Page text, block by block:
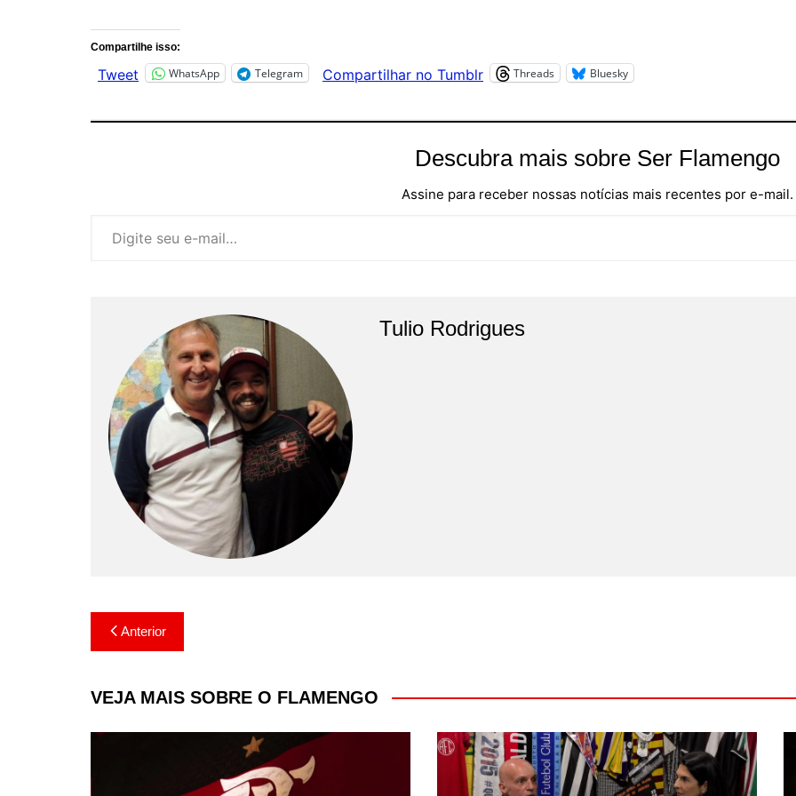
Compartilhe isso:
Tweet WhatsApp Telegram Compartilhar no Tumblr Threads Bluesky
Descubra mais sobre Ser Flamengo
Assine para receber nossas notícias mais recentes por e-mail.
Tulio Rodrigues
Navegação
de
Post
Anterior
VEJA MAIS SOBRE O FLAMENGO